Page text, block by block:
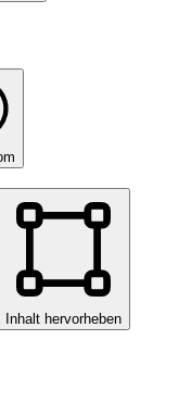
Inhalt hervorheben